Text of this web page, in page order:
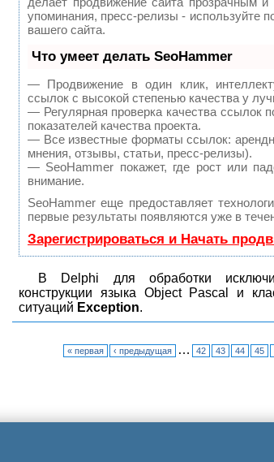
упоминания, пресс-релизы - используйте
вашего сайта.
Что умеет делать SeoHammer
— Продвижение в один клик,
ссылок с высокой степенью качества у
— Регулярная проверка качества ссылок
показателей качества проекта.
— Все известные форматы ссылок:
мнения, отзывы, статьи, пресс-релизы).
— SeoHammer покажет, где рост или
внимание.
SeoHammer еще предоставляет
первые результаты появляются уже в
Зарегистрироваться и Начать
В Delphi для обработки
конструкции языка Object Pascal и
ситуаций Exception.
« первая ‹ предыдущая … 42 43 44 45